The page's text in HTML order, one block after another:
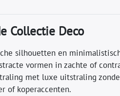
Collectie Deco
silhouetten en
vormen in zachte of
met luxe uitstraling
of koperaccenten.